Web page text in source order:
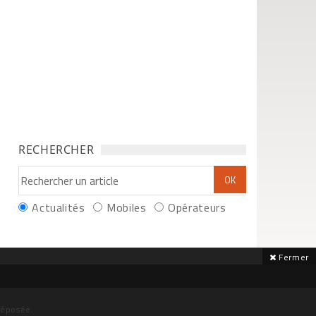
RECHERCHER
Actualités Mobiles Opérateurs
Fermer